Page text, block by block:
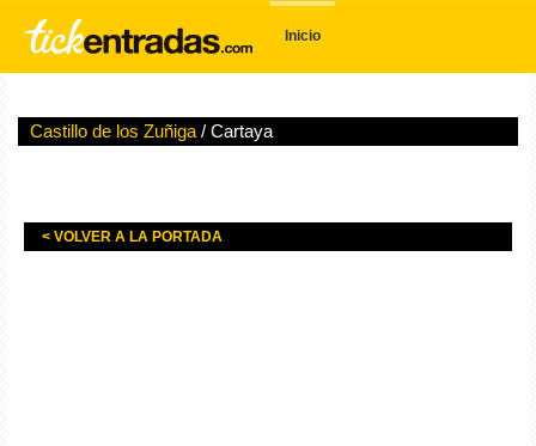
Inicio
Castillo de los Zuñiga / Cartaya
< VOLVER A LA PORTADA